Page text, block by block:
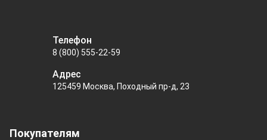
Покупателям
Телефон
8 (800) 555-22-59
Адрес
125459 Москва, Походный пр-д, 23